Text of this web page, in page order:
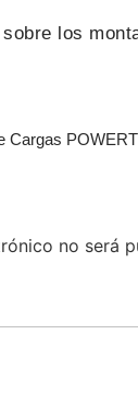
los
Cargas
no será